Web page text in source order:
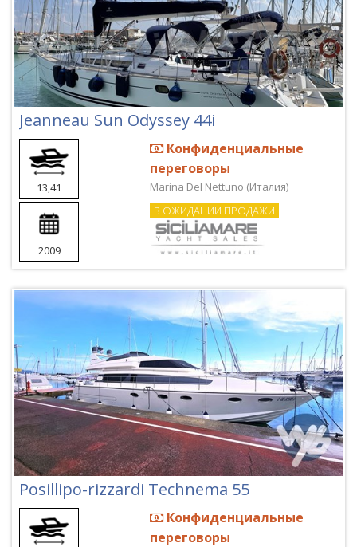
Jeanneau Sun Odyssey 44i
13,41
2009
Конфиденциальные
переговоры
Marina Del Nettuno (Италия)
В ОЖИДАНИИ ПРОДАЖИ
Posillipo-rizzardi Technema 55
Конфиденциальные
переговоры